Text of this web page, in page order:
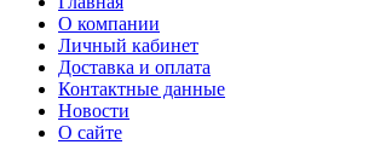
О компании
Личный кабинет
Доставка и оплата
Контактные данные
Новости
О сайте